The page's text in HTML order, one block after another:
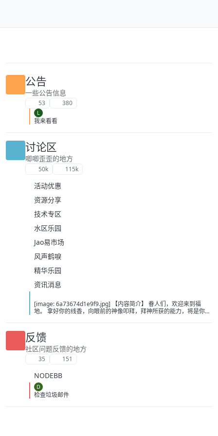
公告
一些公告信息
53 380
L
我来看看
讨论区
唧唧歪歪的地方
50k 115k
活动优惠
资源分享
技术专区
水区乐园
Jao易市场
风声鹤唳
精华乐园
资讯消息
[image: 6a73674d1e9f9.jpg] 【内容简介】 眷人们，欢迎来到福
地。 拿好你的线香，向眼前的神像叩拜，拜神所获的能力，将是你们
悲剧轮回…… 【作者简介】 作者：幻梦猎人，起点中文网作者，代表
作品：《灾厄收容所》《诡异分解指南》《天灾疯人院》《基因收容
所》等 【下载地址】 百度：
https://pan.baidu.com/s/1CTpsB1_Ju5NwzAhO0MvwZQ?pwd=9a1v
夸克：https://pan.quark.cn/s/ffe07719ebb3?pwd=aUYh 移动：
反馈
社区问题反馈的地方
35 151
NODEBB
D
检查垃圾邮件